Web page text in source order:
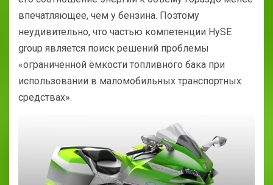
впечатляющее, чем у бензина. Поэтому
неудивительно, что частью компетенции HySE
group является поиск решений проблемы
«ограниченной ёмкости топливного бака при
использовании в маломобильных транспортных
средствах».